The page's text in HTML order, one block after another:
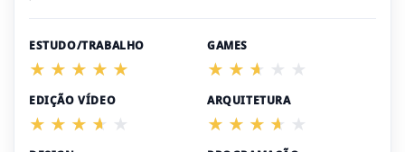
ESTUDO/TRABALHO GAMES
EDIÇÃO VÍDEO ARQUITETURA